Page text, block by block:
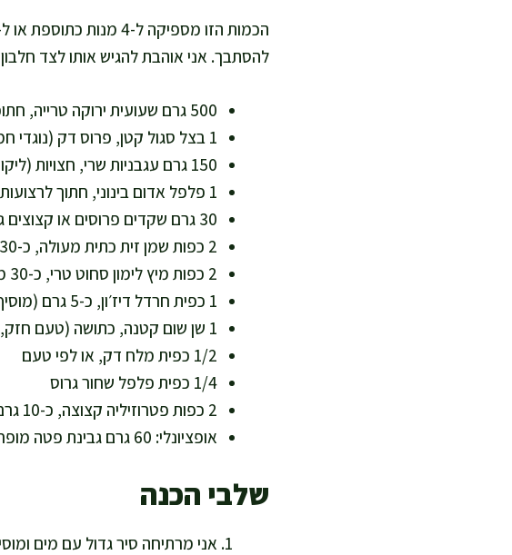
להסתבך. אני אוהבת להגיש אותו לצד
500 גרם שעועית ירוקה טרייה, חתוכה לקצוות נקיים (עשירה בסיבים, דלה בשומן)
1 בצל סגול קטן, פרוס דק (נוגדי חמצון טבעיים)
150 גרם עגבניות שרי, חצויות (ליקופן וויטמין C)
1 פלפל אדום בינוני, חתוך לרצועות דקות (מקור מצוין לויטמין C)
30 גרם שקדים פרוסים או קצוצים גס (שומן טוב, חלבון ומגנזיום)
2 כפות שמן זית כתית מעולה, כ-30 מ"ל (שומן חד בלתי רווי)
2 כפות מיץ לימון סחוט טרי, כ-30 מ"ל (חומציות טבעית שתומכת בטעם)
1 כפית חרדל דיז׳ון, כ-5 גרם (מוסיף עומק ללא שומן מיותר)
1 שן שום קטנה, כתושה (טעם חזק, שימוש בכמות קטנה)
1/2 כפית מלח דק, או לפי טעם
1/4 כפית פלפל שחור גרוס
2 כפות פטרוזיליה קצוצה, כ-10 גרם (מוסיפה רעננות ומינרלים)
אופציונלי: 60 גרם גבינת פטה מופחתת שומן או בולגרית עדינה (לתוספת חלבון וסידן)
שלבי הכנה
אני מרתיחה סיר גדול עם מים